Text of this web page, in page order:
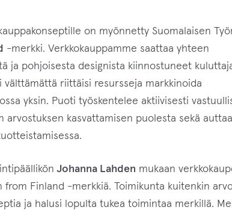
on myönnetty Suomalaisen
-merkki. Verkkokauppamme saattaa yhteen
ja pohjoisesta designista kiinnostuneet
riittäisi resursseja markkinoida
yksin. Puoti työskentelee aktiivisesti
arvostuksen kasvattamisen puolesta sekä auttaa
Johanna Lahden mukaan
Finland -merkkiä. Toimikunta kuitenkin
ja halusi lopulta tukea toimintaa merkillä.